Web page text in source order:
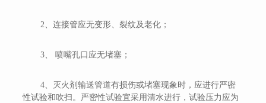
2、连接管应无变形、裂纹及老化；
3、 喷嘴孔口应无堵塞；
4、灭火剂输送管道有损伤或堵塞现象时，应进行严密
性试验和吹扫。严密性试验宜采用清水进行，试验压力应为